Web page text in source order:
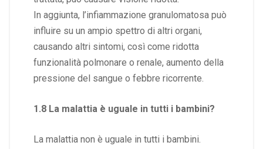
In aggiunta, l’infiammazione granulomatosa può
influire su un ampio spettro di altri organi,
causando altri sintomi, così come ridotta
funzionalità polmonare o renale, aumento della
pressione del sangue o febbre ricorrente.
1.8 La malattia è uguale in tutti i bambini?
La malattia non è uguale in tutti i bambini.